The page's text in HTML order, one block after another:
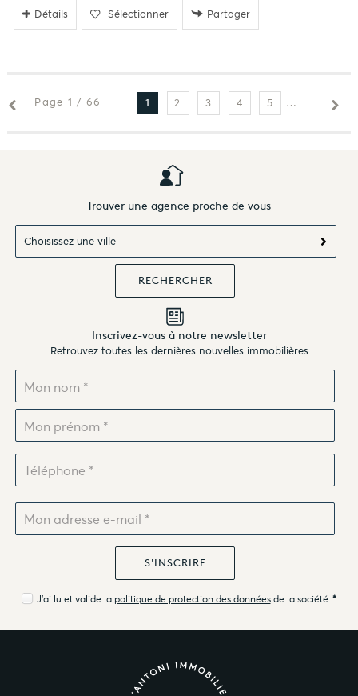
Détails Sélectionner Partager
Page 1 / 66 1 2 3 4 5 7
Trouver une agence proche de vous
Choisissez une ville
Inscrivez-vous à notre newsletter
Retrouvez toutes les dernières nouvelles immobilières
J'ai lu et valide la politique de protection des donnéesde la société. *